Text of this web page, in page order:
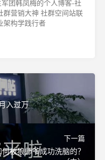
团韩凤梅的个人博客-社
群营销大神 社群空间站联
架构学践行者
入过万
下一篇
被狼师爷成功洗脑的？